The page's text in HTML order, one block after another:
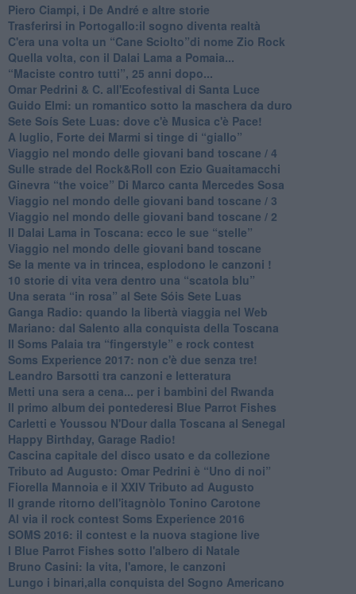
​Piero Ciampi, i De André e altre storie
​Trasferirsi in Portogallo:il sogno diventa realtà
​C'era una volta un “Cane Sciolto”di nome Zio Rock
Quella volta, con il Dalai Lama a Pomaia...
​“Maciste contro tutti”, 25 anni dopo...
​Omar Pedrini & C. all'Ecofestival di Santa Luce
Guido Elmi: un romantico sotto la maschera da duro
Sete Soís Sete Luas: dove c'è Musica c'è Pace!
​A luglio, Forte dei Marmi si tinge di “giallo”
Viaggio nel mondo delle giovani band toscane / 4
Sulle strade del Rock&Roll con Ezio Guaitamacchi
​Ginevra “the voice” Di Marco canta Mercedes Sosa
Viaggio nel mondo delle giovani band toscane / 3
​Viaggio nel mondo delle giovani band toscane / 2
Il Dalai Lama in Toscana: ecco le sue “stelle”
Viaggio nel mondo delle giovani band toscane
Se la mente va in trincea, esplodono le canzoni !
​10 storie di vita vera dentro una “scatola blu”
​Una serata “in rosa” al Sete Sóis Sete Luas
Ganga Radio: quando la libertà viaggia nel Web
Mariano: dal Salento alla conquista della Toscana
​Il Soms Palaia tra “fingerstyle” e rock contest
Soms Experience 2017: non c'è due senza tre!
​Leandro Barsotti tra canzoni e letteratura
​Metti una sera a cena... per i bambini del Rwanda
​Il primo album dei pontederesi Blue Parrot Fishes
Carletti e Youssou N'Dour dalla Toscana al Senegal
Happy Birthday, Garage Radio!
​Cascina capitale del disco usato e da collezione
Tributo ad Augusto: Omar Pedrini è “Uno di noi”
​Fiorella Mannoia e il XXIV Tributo ad Augusto
Il grande ritorno dell'itagnòlo Tonino Carotone
​Al via il rock contest Soms Experience 2016
​SOMS 2016: il contest e la nuova stagione live
I Blue Parrot Fishes sotto l'albero di Natale
Bruno Casini: la vita, l'amore, le canzoni
​Lungo i binari,alla conquista del Sogno Americano